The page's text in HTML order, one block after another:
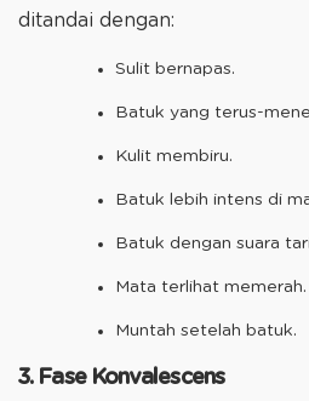
ditandai dengan:
Sulit bernapas.
Batuk yang terus-
Kulit membiru.
Batuk lebih intens di
Batuk dengan suara
Mata terlihat memerah.
Muntah setelah batuk.
3. Fase Konvalescens